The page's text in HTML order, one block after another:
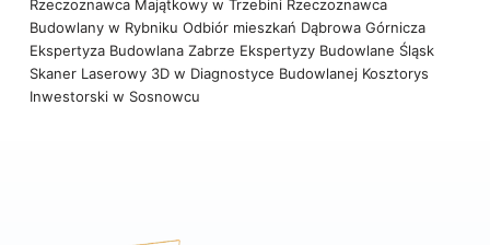
Rzeczoznawca Majątkowy w Trzebini Rzeczoznawca
Budowlany w Rybniku Odbiór mieszkań Dąbrowa Górnicza
Ekspertyza Budowlana Zabrze Ekspertyzy Budowlane Śląsk
Skaner Laserowy 3D w Diagnostyce Budowlanej Kosztorys
Inwestorski w Sosnowcu